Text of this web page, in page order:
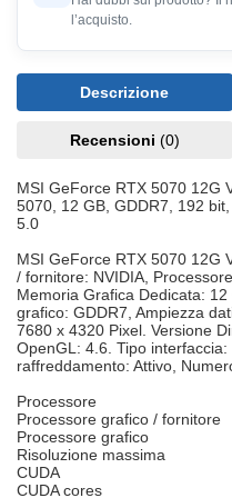
l’acquisto.
Descrizione
Recensioni (0)
MSI GeForce RTX 5070 12G
5070, 12 GB, GDDR7, 192
5.0
MSI GeForce RTX 5070 12G
/ fornitore: NVIDIA,
Memoria Grafica Dedicata:
grafico: GDDR7, Ampiezza
7680 x 4320 Pixel. Versione
OpenGL: 4.6. Tipo
raffreddamento: Attivo,
Processore
Processore grafico / fornitore
Processore grafico
Risoluzione massima
CUDA
CUDA cores